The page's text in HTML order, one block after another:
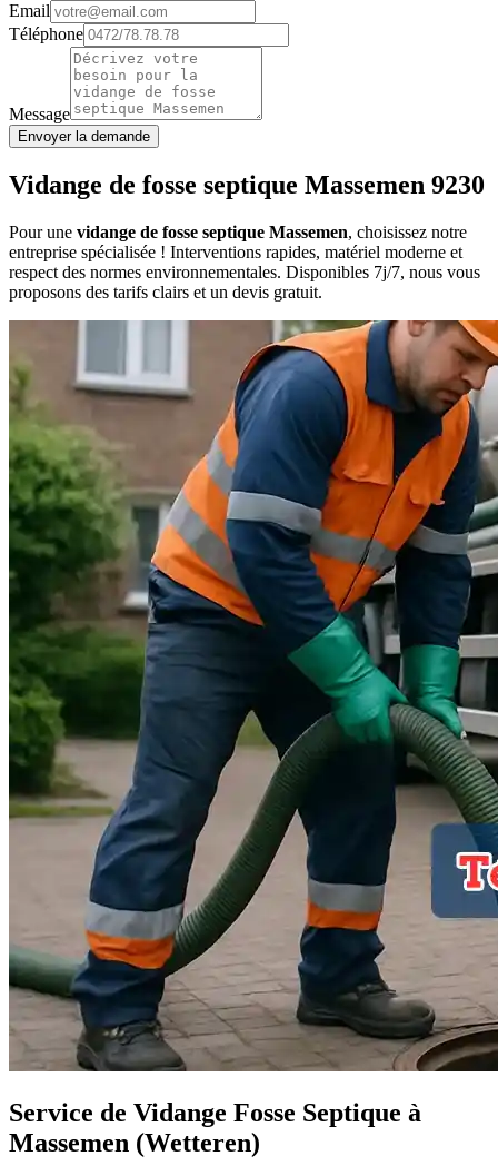
Email
Téléphone
Message
Envoyer la demande
Vidange de fosse septique Massemen 9230
Pour une vidange de fosse septique Massemen, choisissez notre
entreprise spécialisée ! Interventions rapides, matériel moderne et
respect des normes environnementales. Disponibles 7j/7, nous vous
proposons des tarifs clairs et un devis gratuit.
Service de Vidange Fosse Septique à
Massemen (Wetteren)